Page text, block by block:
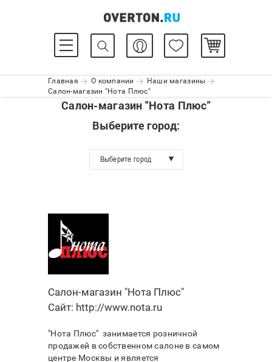
Главная О компании
Наши магазины
Салон-магазин "Нота Плюс"
Салон-магазин "Нота Плюс"
Выберите город:
Выберите город
Салон-магазин "Нота Плюс"
Сайт: http://www.nota.ru
"Нота Плюс" занимается розничной
продажей в собственном салоне в самом
центре Москвы и является